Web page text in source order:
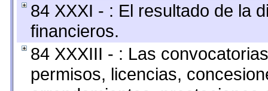
84 XXXI - : El resultado de la
financieros.
84 XXXIII - : Las
permisos, licencias,